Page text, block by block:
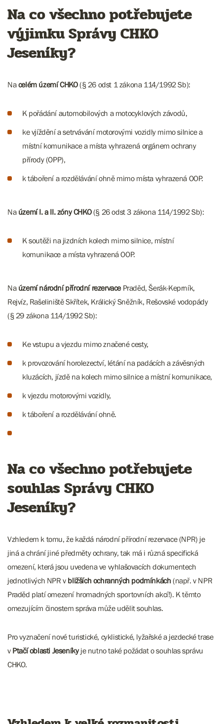
Na co všechno potřebujete
výjimku Správy CHKO
Jeseníky?
Nacelém území CHKO(§ 26 odst 1 zákona 114/1992 Sb):
K pořádání automobilových a motocyklových závodů,
ke vjíždění a setrvávání motorovými vozidly mimo silnice a
místní komunikace a místa vyhrazená orgánem ochrany
přírody (OPP),
k táboření a rozdělávání ohně mimo místa vyhrazená OOP.
Na území I. a II. zóny CHKO(§ 26 odst 3 zákona 114/1992 Sb):
K soutěži na jizdních kolech mimo silnice, místní
komunikace a místa vyhrazená OOP.
Na území národní přírodní rezervacePraděd, Šerák-Keprník,
Rejvíz, Rašeliniště Skřítek, Králický Sněžník, Rešovské vodopády
(§ 29 zákona 114/1992 Sb):
Ke vstupu a vjezdu mimo značené cesty,
k provozování horolezectví, létání na padácích a závěsných
kluzácích, jízdě na kolech mimo silnice a místní komunikace,
k vjezdu motorovými vozidly,
k táboření a rozdělávání ohně.
Na co všechno potřebujete
souhlas Správy CHKO
Jeseníky?
Vzhledem k tomu, že každá národní přírodní rezervace (NPR) je
jiná a chrání jiné předměty ochrany, tak má i různá specifická
omezení, která jsou uvedena ve vyhlašovacích dokumentech
jednotlivých NPR v bližších ochranných podmínkách (např. v NPR
Praděd platí omezení hromadných sportovních akcí!). K těmto
omezujícím činostem správa může udělit souhlas.
Pro vyznačení nové turistické, cyklistické, lyžařské a jezdecké trase
v Ptačí oblasti Jeseníkyje nutno také požádat o souhlas správu
CHKO.